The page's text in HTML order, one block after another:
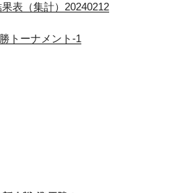
表（集計）20240212
トーナメント-1